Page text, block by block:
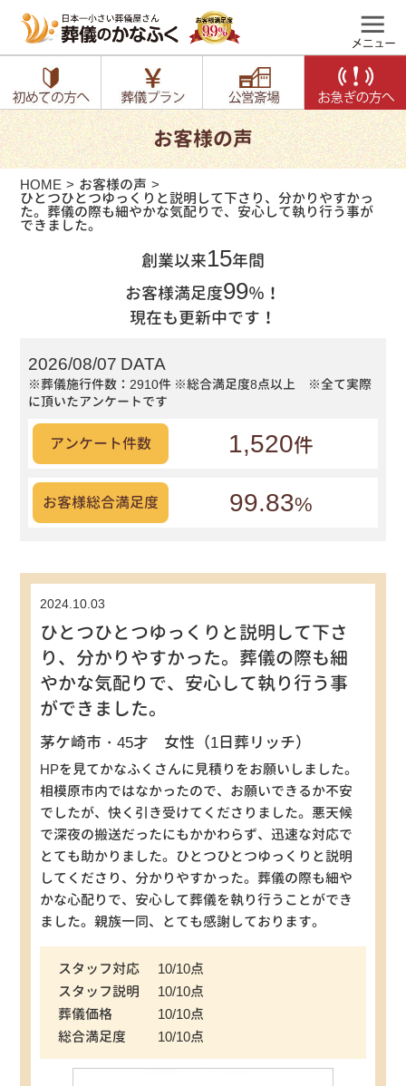
お客様の声
HOME お客様の声
ひとつひとつゆっくりと説明して下さり、分かりやすかっ
た。葬儀の際も細やかな気配りで、安心して執り行う事が
できました。
創業以来15年間
お客様満足度99％！
現在も更新中です！
2026/08/07 DATA
※葬儀施行件数：2910件 ※総合満足度8点以上 ※全て実際
に頂いたアンケートです
アンケート件数 1,520件
お客様総合満足度 99.83%
2024.10.03
ひとつひとつゆっくりと説明して下さ
り、分かりやすかった。葬儀の際も細
やかな気配りで、安心して執り行う事
ができました。
茅ケ崎市・45才 女性（1日葬リッチ）
HPを見てかなふくさんに見積りをお願いしました。
相模原市内ではなかったので、お願いできるか不安
でしたが、快く引き受けてくださりました。悪天候
で深夜の搬送だったにもかかわらず、迅速な対応で
とても助かりました。ひとつひとつゆっくりと説明
してくださり、分かりやすかった。葬儀の際も細や
かな心配りで、安心して葬儀を執り行うことができ
ました。親族一同、とても感謝しております。
スタッフ対応
10/10点
スタッフ説明
10/10点
葬儀価格
10/10点
総合満足度
10/10点